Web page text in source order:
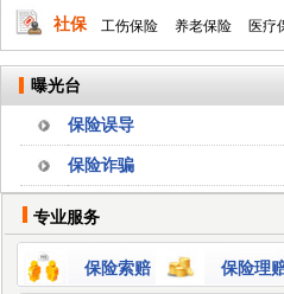
社保 工伤保险 养老保险 医疗
曝光台
保险误导
保险诈骗
专业服务
保险索赔 保险理